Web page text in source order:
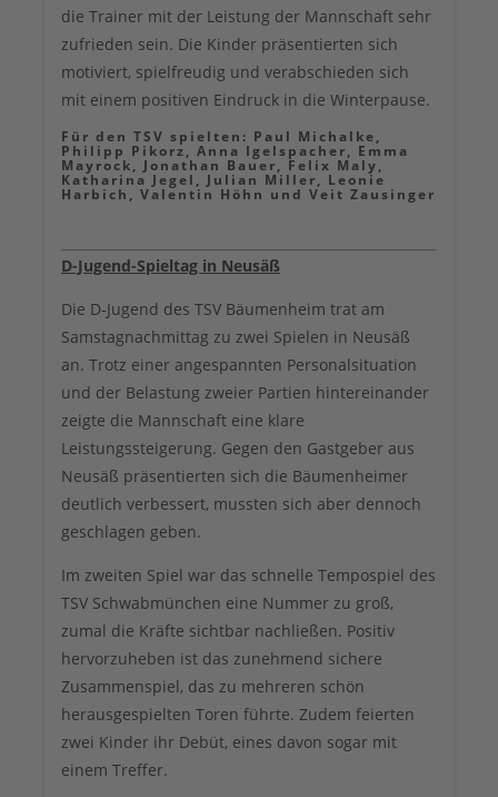
die Trainer mit der Leistung der Mannschaft sehr
zufrieden sein. Die Kinder präsentierten sich
motiviert, spielfreudig und verabschieden sich
mit einem positiven Eindruck in die Winterpause.
Für den TSV spielten: Paul Michalke,
Philipp Pikorz, Anna Igelspacher, Emma
Mayrock, Jonathan Bauer, Felix Maly,
Katharina Jegel, Julian Miller, Leonie
Harbich, Valentin Höhn und Veit Zausinger
D-Jugend-Spieltag in Neusäß
Die D‑Jugend des TSV Bäumenheim trat am
Samstagnachmittag zu zwei Spielen in Neusäß
an. Trotz einer angespannten Personalsituation
und der Belastung zweier Partien hintereinander
zeigte die Mannschaft eine klare
Leistungssteigerung. Gegen den Gastgeber aus
Neusäß präsentierten sich die Bäumenheimer
deutlich verbessert, mussten sich aber dennoch
geschlagen geben.
Im zweiten Spiel war das schnelle Tempospiel des
TSV Schwabmünchen eine Nummer zu groß,
zumal die Kräfte sichtbar nachließen. Positiv
hervorzuheben ist das zunehmend sichere
Zusammenspiel, das zu mehreren schön
herausgespielten Toren führte. Zudem feierten
zwei Kinder ihr Debüt, eines davon sogar mit
einem Treffer.